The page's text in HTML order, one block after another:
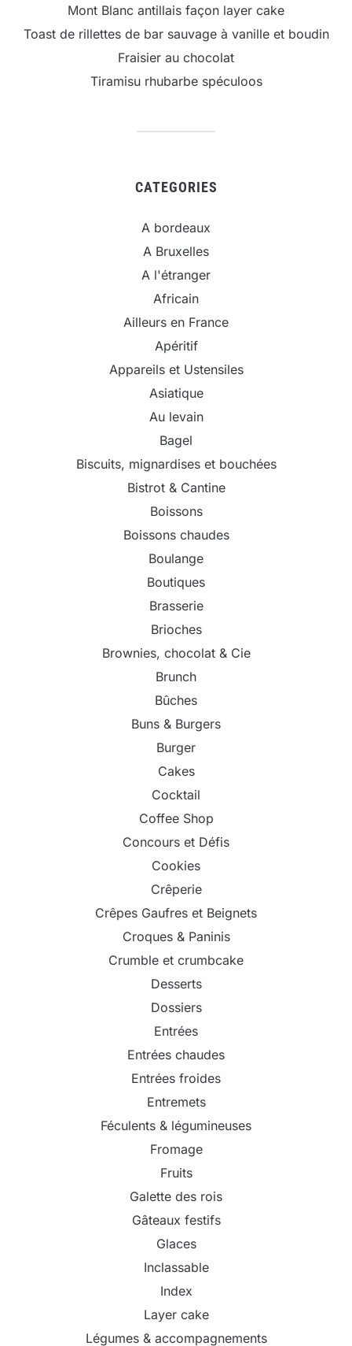
Mont Blanc antillais façon layer cake
Toast de rillettes de bar sauvage à vanille et boudin
Fraisier au chocolat
Tiramisu rhubarbe spéculoos
CATEGORIES
A bordeaux
A Bruxelles
A l'étranger
Africain
Ailleurs en France
Apéritif
Appareils et Ustensiles
Asiatique
Au levain
Bagel
Biscuits, mignardises et bouchées
Bistrot & Cantine
Boissons
Boissons chaudes
Boulange
Boutiques
Brasserie
Brioches
Brownies, chocolat & Cie
Brunch
Bûches
Buns & Burgers
Burger
Cakes
Cocktail
Coffee Shop
Concours et Défis
Cookies
Crêperie
Crêpes Gaufres et Beignets
Croques & Paninis
Crumble et crumbcake
Desserts
Dossiers
Entrées
Entrées chaudes
Entrées froides
Entremets
Féculents & légumineuses
Fromage
Fruits
Galette des rois
Gâteaux festifs
Glaces
Inclassable
Index
Layer cake
Légumes & accompagnements